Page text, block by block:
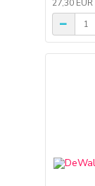
27,30 EUR